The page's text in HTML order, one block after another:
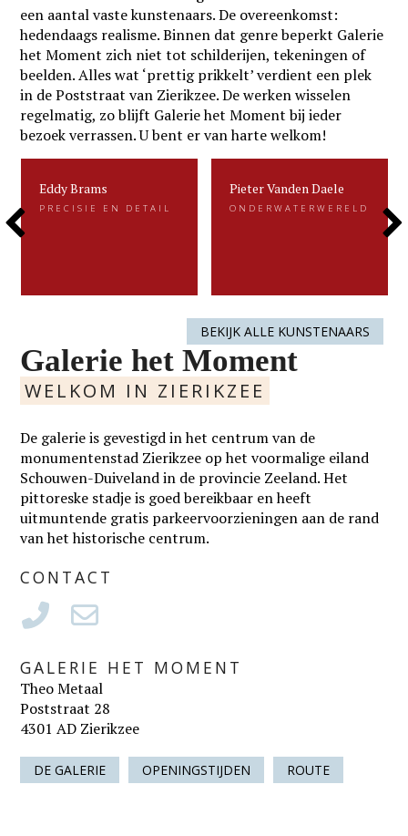
een aantal vaste kunstenaars. De overeenkomst:
hedendaags realisme. Binnen dat genre beperkt Galerie
het Moment zich niet tot schilderijen, tekeningen of
beelden. Alles wat ‘prettig prikkelt’ verdient een plek
in de Poststraat van Zierikzee. De werken wisselen
regelmatig, zo blijft Galerie het Moment bij ieder
bezoek verrassen. U bent er van harte welkom!
Eddy Brams
PRECISIE EN DETAIL
Pieter Vanden Daele
ONDERWATERWERELD
Pieter Vanden Daele
Next
BEKIJK ALLE KUNSTENAARS
Galerie het Moment
WELKOM IN ZIERIKZEE
De galerie is gevestigd in het centrum van de
monumentenstad Zierikzee op het voormalige eiland
Schouwen-Duiveland in de provincie Zeeland. Het
pittoreske stadje is goed bereikbaar en heeft
uitmuntende gratis parkeervoorzieningen aan de rand
van het historische centrum.
CONTACT
GALERIE HET MOMENT
Theo Metaal
Poststraat 28
4301 AD Zierikzee
DE GALERIE OPENINGSTIJDEN ROUTE